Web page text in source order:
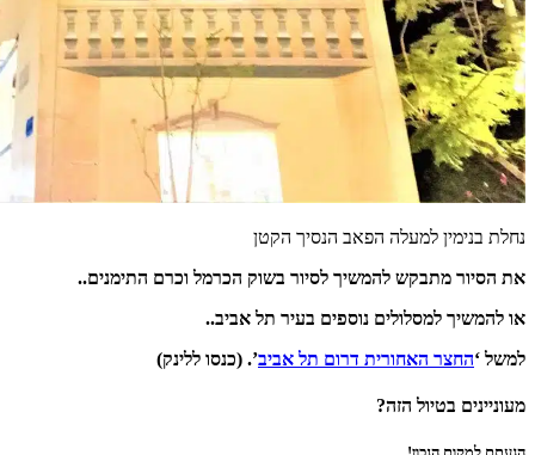
נחלת בנימין למעלה הפאב הנסיך הקטן
את הסיור מתבקש להמשיך לסיור בשוק הכרמל וכרם התימנים..
או להמשיך למסלולים נוספים בעיר תל אביב..
למשל ‘החצר האחורית דרום תל אביב’. (כנסו ללינק)
מעוניינים בטיול הזה?